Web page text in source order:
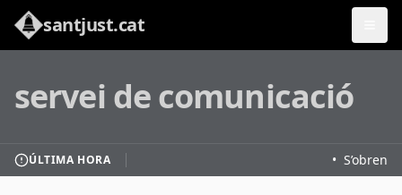
santjust.cat
servei de comunicació
ÚLTIMA HORA S’obren